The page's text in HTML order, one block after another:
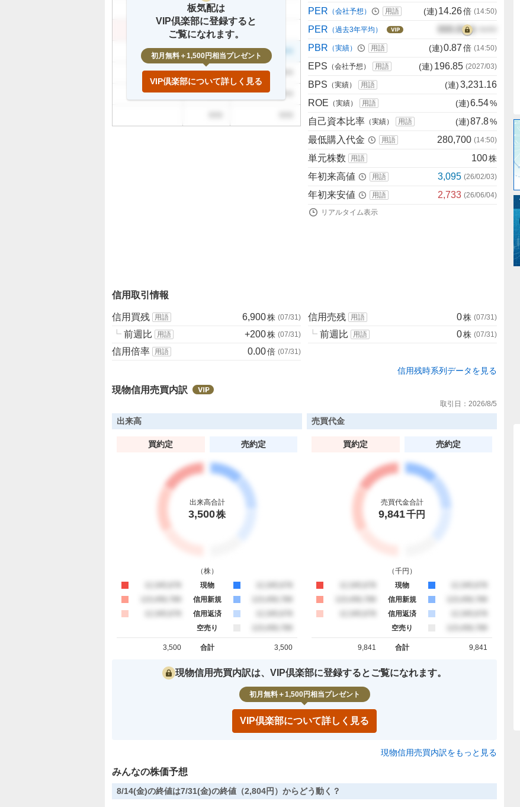
999
999 999
999
999
999
板気配は
VIP倶楽部に登録すると
ご覧になれます。
初月無料＋1,500円相当プレゼント
VIP倶楽部について詳しく見る
PER （会社予想） 用語 (連)14.26倍 (14:50)
PER （過去3年平均） 000.00倍
PBR （実績） 用語 (連)0.87倍 (14:50)
EPS （会社予想） 用語 (連) 196.85 (2027/03)
BPS （実績） 用語 (連)3,231.16
ROE （実績） 用語 (連)6.54%
自己資本比率 （実績） 用語 (連)87.8%
最低購入代金 用語 280,700 (14:50)
単元株数 用語 100株
年初来高値 用語 3,095 (26/02/03)
年初来安値 用語 2,733 (26/06/04)
リアルタイム表示
信用取引情報
信用買残 用語 6,900株 (07/31 )
┗ 前週比 用語 +200株 (07/31 )
信用倍率 用語 0.00倍 (07/31 )
信用売残 用語 0株 (07/31 )
┗ 前週比 用語 0株 (07/31 )
信用残時系列データを見る
現物信用売買内訳
取引日： 2026/8/5
出来高
買約定 売約定
出来高合計
3,500株
（株）
現物
信用新規
信用返済
空売り
合計
3,500 3,500
売買代金
買約定 売約定
売買代金合計
9,841千円
（千円 ）
現物
信用新規
信用返済
空売り
合計
9,841 9,841
現物信用売買内訳は、VIP倶楽部に登録するとご覧になれます。
初月無料＋1,500円相当プレゼント
VIP倶楽部について詳しく見る
現物信用売買内訳をもっと見る
みんなの株価予想
8/14(金)の終値は7/31(金)の終値（2,804円）からどう動く？